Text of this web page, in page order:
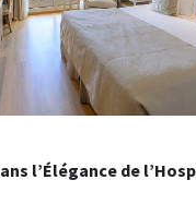
l’Élégance de